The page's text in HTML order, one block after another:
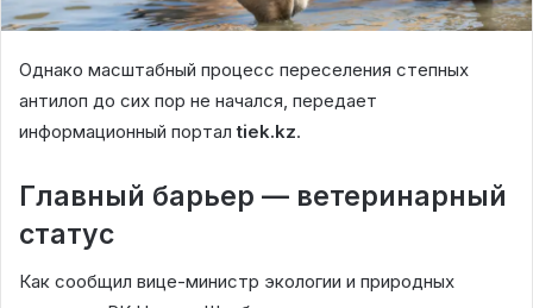
Однако масштабный процесс переселения степных
антилоп до сих пор не начался, передает
информационный порталtiek.kz.
Главный барьер — ветеринарный
статус
Как сообщил вице-министр экологии и природных